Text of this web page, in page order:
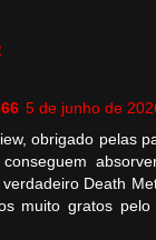
5 de junho de
obrigado pelas
Death
muito gratos